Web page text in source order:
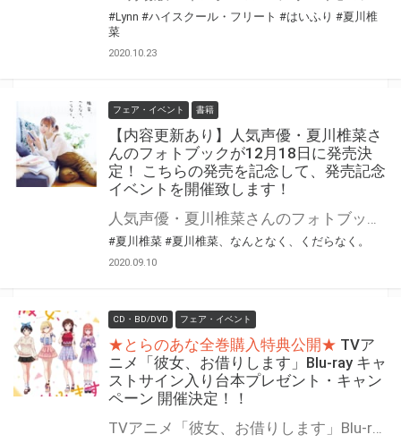
#Lynn #ハイスクール・フリート #はいふり #夏川椎
菜
2020.10.23
フェア・イベント 書籍
【内容更新あり】人気声優・夏川椎菜さ
んのフォトブックが12月18日に発売決
定！ こちらの発売を記念して、発売記念
イベントを開催致します！
人気声優・夏川椎菜さんのフォトブック『夏川椎菜、 なんとなく、くだらなく。』が12月18日に発売決定！ とらのあなで最新フォトブック発売を記念し、 ファンの皆様待望、夏川椎菜さんのイベントを2021年1月31日(日)に開催いたします☆ 本人に直接会えるチャンスがやってきましたのでお見逃しなく！！ 【1/24追記】 1/22（金）に1/31（日）に開催されるオンラインイベントの当選通知を【当選した方にのみ】ご連絡しております。多数のご応募ありがとうございました。
#夏川椎菜 #夏川椎菜、なんとなく、くだらなく。
2020.09.10
CD・BD/DVD フェア・イベント
★とらのあな全巻購入特典公開★ TVア
ニメ「彼女、お借りします」Blu-ray キャ
ストサイン入り台本プレゼント・キャン
ペーン 開催決定！！
TVアニメ「彼女、お借りします」Blu-rayシリーズを、 とらのあな対象店舗で全額内金にてご予約、もしくはご購入いただきましたお客様に「応募抽選シリアル」をお渡し致します。 「応募抽選シリアル」に記載されている応募要項に従って必要事項をご記入の上、ご応募いただいたお客様に抽選でプレゼント！